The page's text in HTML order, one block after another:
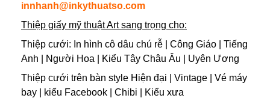
innhanh@inkythuatso.com
Thiệp giấy mỹ thuật Art sang trọng cho:
Thiệp cưới: In hình cô dâu chú rễ | Công Giáo | Tiếng
Anh | Người Hoa | Kiểu Tây Châu Âu | Uyên Ương
Thiệp cưới trên bàn style Hiện đại | Vintage | Vé máy
bay | kiểu Facebook | Chibi | Kiểu xưa